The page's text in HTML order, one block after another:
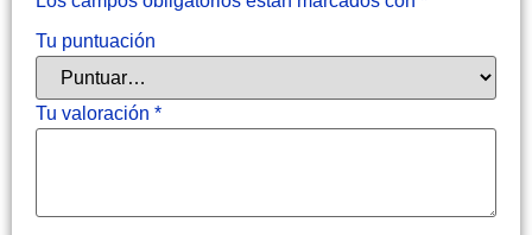
Tu puntuación
Tu valoración *